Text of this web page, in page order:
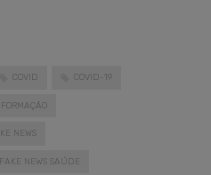
COVID COVID-19
NEWS
FAKE NEWS SAÚDE